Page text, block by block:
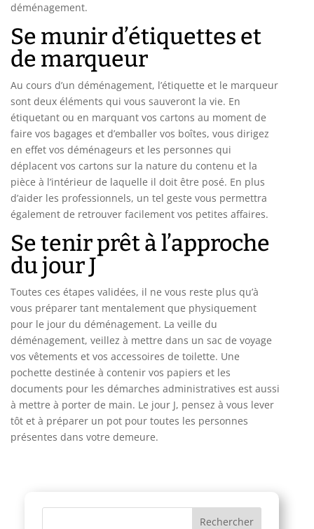
déménagement.
Se munir d’étiquettes et
de marqueur
Au cours d’un déménagement, l’étiquette et le marqueur
sont deux éléments qui vous sauveront la vie. En
étiquetant ou en marquant vos cartons au moment de
faire vos bagages et d’emballer vos boîtes, vous dirigez
en effet vos déménageurs et les personnes qui
déplacent vos cartons sur la nature du contenu et la
pièce à l’intérieur de laquelle il doit être posé. En plus
d’aider les professionnels, un tel geste vous permettra
également de retrouver facilement vos petites affaires.
Se tenir prêt à l’approche
du jour J
Toutes ces étapes validées, il ne vous reste plus qu’à
vous préparer tant mentalement que physiquement
pour le jour du déménagement. La veille du
déménagement, veillez à mettre dans un sac de voyage
vos vêtements et vos accessoires de toilette. Une
pochette destinée à contenir vos papiers et les
documents pour les démarches administratives est aussi
à mettre à porter de main. Le jour J, pensez à vous lever
tôt et à préparer un pot pour toutes les personnes
présentes dans votre demeure.